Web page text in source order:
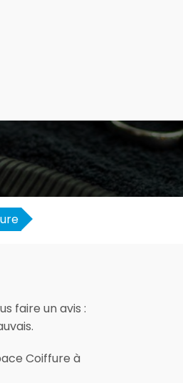
faire un avis :
Coiffure à